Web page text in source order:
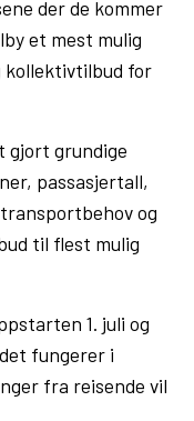
der de kommer
et mest mulig
for
gjort grundige
passasjertall,
og
til flest mulig
1. juli og
fungerer i
fra reisende vil